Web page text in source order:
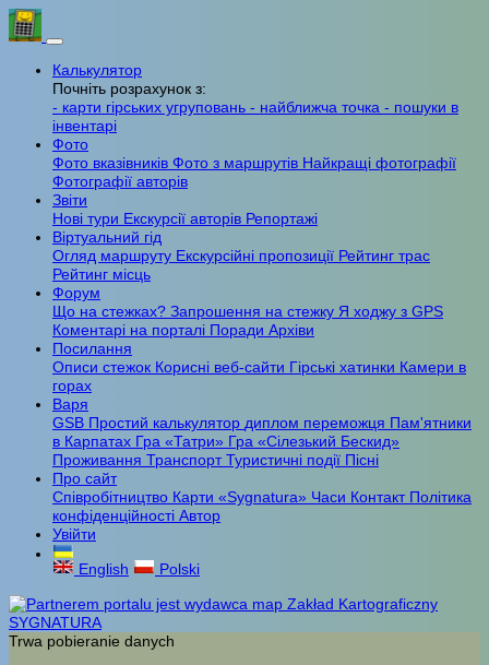
Калькулятор
Почніть розрахунок з:
- карти гірських угруповань - найближча точка - пошуки в
інвентарі
Фото
Фото вказівників Фото з маршрутів Найкращі фотографії
Фотографії авторів
Звіти
Нові тури Екскурсії авторів Репортажі
Віртуальний гід
Огляд маршруту Екскурсійні пропозиції Рейтинг трас
Рейтинг місць
Форум
Що на стежках? Запрошення на стежку Я ходжу з GPS
Коментарі на порталі Поради Архіви
Посилання
Описи стежок Корисні веб-сайти Гірські хатинки Камери в
горах
Варя
GSB Простий калькулятор диплом переможця Пам'ятники
в Карпатах Гра «Татри» Гра «Сілезький Бескид»
Проживання ТранспортТуристичні події Пісні
Про сайт
Співробітництво Карти «Sygnatura» Часи Контакт Політика
конфіденційності Автор
Увійти
English
Polski
Trwa pobieranie danych